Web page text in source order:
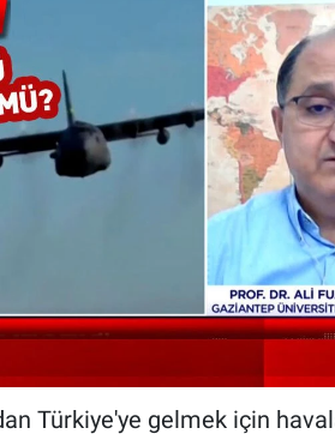
Türkiye'ye gelmek için